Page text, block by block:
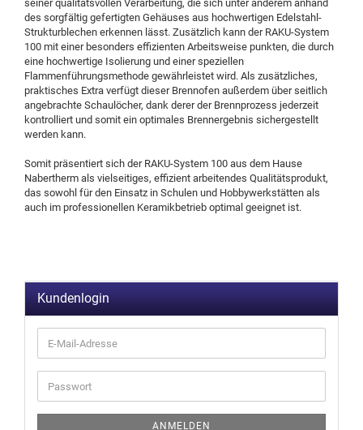
seiner qualitätsvollen Verarbeitung, die sich unter anderem anhand
des sorgfältig gefertigten Gehäuses aus hochwertigen Edelstahl-
Strukturblechen erkennen lässt. Zusätzlich kann der RAKU-System
100 mit einer besonders effizienten Arbeitsweise punkten, die durch
eine hochwertige Isolierung und einer speziellen
Flammenführungsmethode gewährleistet wird. Als zusätzliches,
praktisches Extra verfügt dieser Brennofen außerdem über seitlich
angebrachte Schaulöcher, dank derer der Brennprozess jederzeit
kontrolliert und somit ein optimales Brennergebnis sichergestellt
werden kann.
Somit präsentiert sich der RAKU-System 100 aus dem Hause
Nabertherm als vielseitiges, effizient arbeitendes Qualitätsprodukt,
das sowohl für den Einsatz in Schulen und Hobbywerkstätten als
auch im professionellen Keramikbetrieb optimal geeignet ist.
Kundenlogin
ANMELDEN